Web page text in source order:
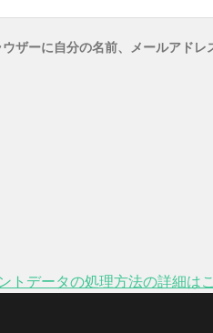
ザーに自分の名前、メールアドレ
トデータの処理方法の詳細は